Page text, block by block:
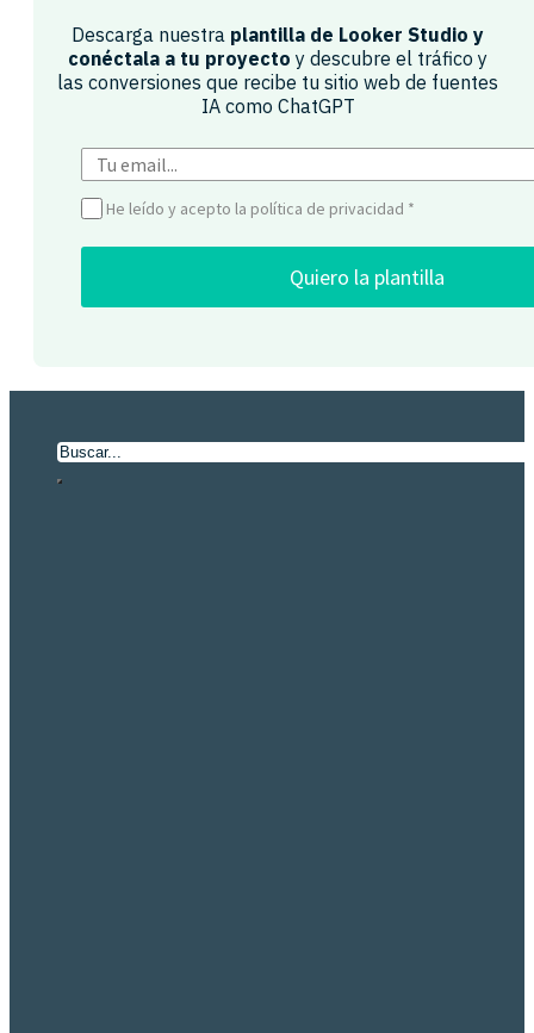
Descarga nuestra plantilla de Looker Studio y
conéctala a tu proyecto y descubre el tráfico y
las conversiones que recibe tu sitio web de fuentes
IA como ChatGPT​
He leído y acepto la política de privacidad *
Quiero la plantilla